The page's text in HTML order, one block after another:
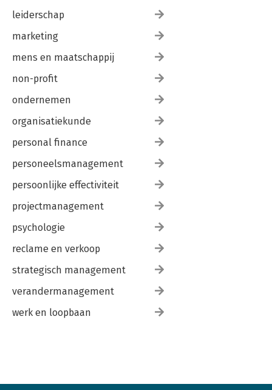
leiderschap
marketing
mens en maatschappij
non-profit
ondernemen
organisatiekunde
personal finance
personeelsmanagement
persoonlijke effectiviteit
projectmanagement
psychologie
reclame en verkoop
strategisch management
verandermanagement
werk en loopbaan